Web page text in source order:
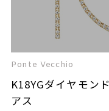
Ponte Vecchio
K18YGダイヤモン
アス